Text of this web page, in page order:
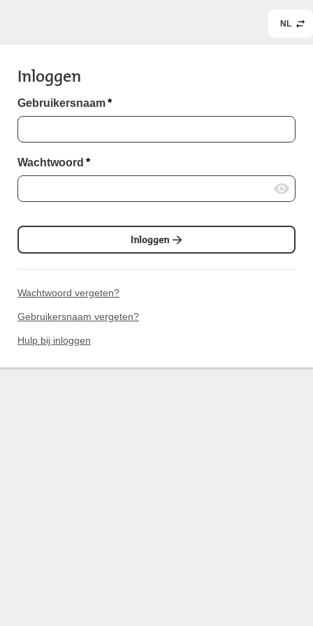
NL
Inloggen
Gebruikersnaam*
Wachtwoord *
Inloggen
Wachtwoord vergeten?
Gebruikersnaam vergeten?
Hulp bij inloggen